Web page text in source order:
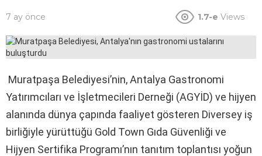
7 ay önce 1.7-e Views
Muratpaşa Belediyesi’nin, Antalya Gastronomi
Yatırımcıları ve İşletmecileri Derneği (AGYİD) ve hijyen
alanında dünya çapında faaliyet gösteren Diversey iş
birliğiyle yürüttüğü Gold Town Gıda Güvenliği ve
Hijyen Sertifika Programı’nın tanıtım toplantısı yoğun